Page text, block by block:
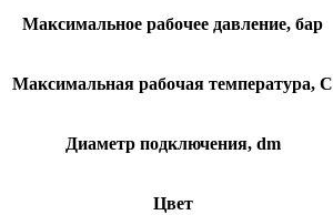
Максимальное рабочее давление, бар
Максимальная рабочая температура, C
Диаметр подключения, dm
Цвет